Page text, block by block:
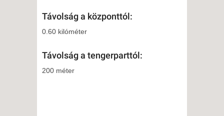
Távolság a központtól:
0.60 kilóméter
Távolság a tengerparttól:
200 méter